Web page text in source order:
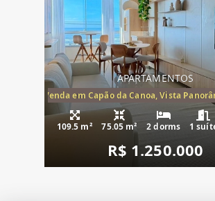
APARTAMENTOS
Mar à Venda em Capão da Canoa, Vista
109.5 m² 75.05 m² 2 dorms 1
R$ 1.250.000